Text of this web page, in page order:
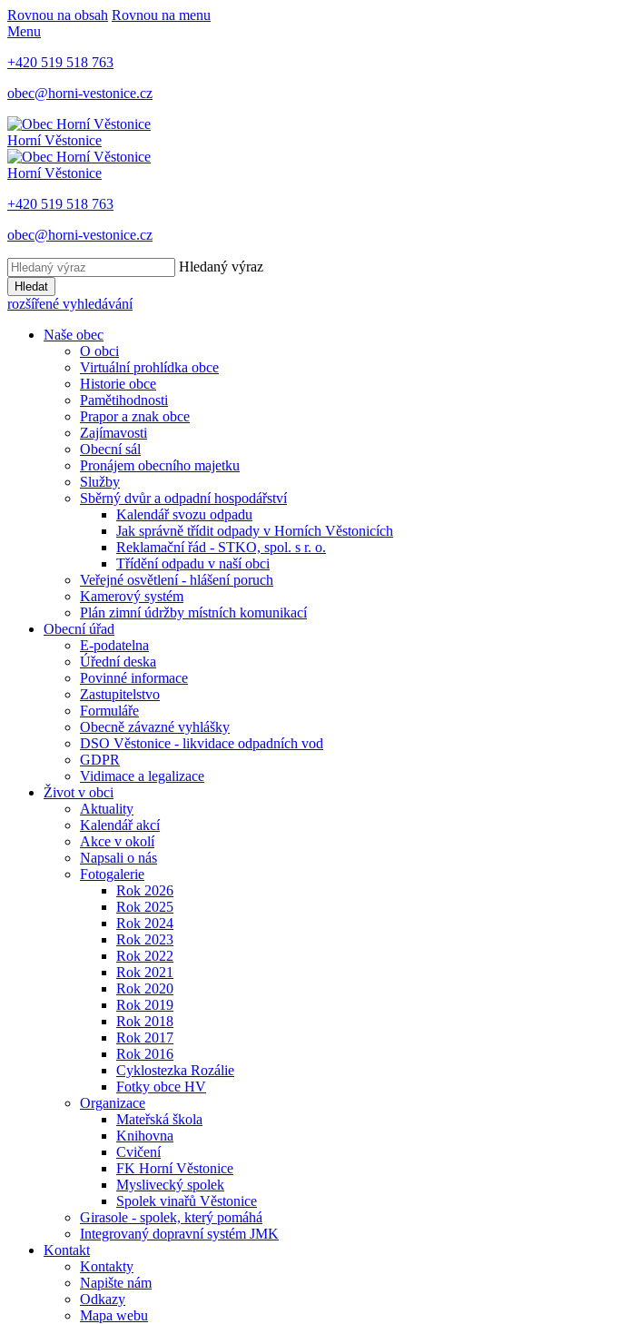
Rovnou na obsah Rovnou na menu
Menu
+420 519 518 763
obec@horni-vestonice.cz
Horní Věstonice
Horní Věstonice
+420 519 518 763
obec@horni-vestonice.cz
Hledaný výraz
Hledat
rozšířené vyhledávání
Naše obec
O obci
Virtuální prohlídka obce
Historie obce
Pamětihodnosti
Prapor a znak obce
Zajímavosti
Obecní sál
Pronájem obecního majetku
Služby
Sběrný dvůr a odpadní hospodářství
Kalendář svozu odpadu
Jak správně třídit odpady v Horních Věstonicích
Reklamační řád - STKO, spol. s r. o.
Třídění odpadu v naší obci
Veřejné osvětlení - hlášení poruch
Kamerový systém
Plán zimní údržby místních komunikací
Obecní úřad
E-podatelna
Úřední deska
Povinné informace
Zastupitelstvo
Formuláře
Obecně závazné vyhlášky
DSO Věstonice - likvidace odpadních vod
GDPR
Vidimace a legalizace
Život v obci
Aktuality
Kalendář akcí
Akce v okolí
Napsali o nás
Fotogalerie
Rok 2026
Rok 2025
Rok 2024
Rok 2023
Rok 2022
Rok 2021
Rok 2020
Rok 2019
Rok 2018
Rok 2017
Rok 2016
Cyklostezka Rozálie
Fotky obce HV
Organizace
Mateřská škola
Knihovna
Cvičení
FK Horní Věstonice
Myslivecký spolek
Spolek vinařů Věstonice
Girasole - spolek, který pomáhá
Integrovaný dopravní systém JMK
Kontakt
Kontakty
Napište nám
Odkazy
Mapa webu